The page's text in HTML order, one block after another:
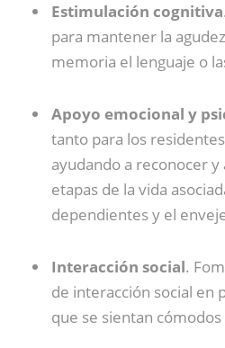
Estimulación cognitiva
para mantener la
memoria el lenguaje o
Apoyo emocional y
tanto para los
ayudando a reconocer
etapas de la vida
dependientes y el
Interacción social.
de interacción social en
que se sientan cómodos